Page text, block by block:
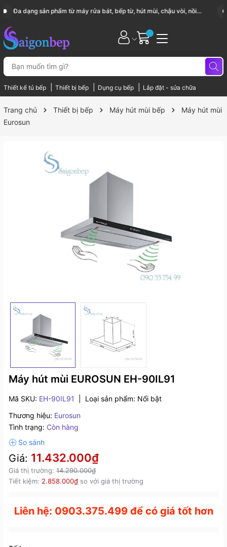
Sài Gòn Bếp chuyên thiết bị bếp, gia dụng bếp cao cấp
Thiết kế tủ bếp Thiết bị bếp Dụng cụ bếp Lắp đặt - sửa chữa
Trang chủ Thiết bị bếp Máy hút mùi bếp
Máy hút mùi
Eurosun
Máy hút mùi EUROSUN EH-90IL91
Mã SKU: EH-90IL91 Loại sản phẩm: Nổi bật
Thương hiệu: Eurosun
Tình trạng: Còn hàng
Giá: 11.432.000₫
Giá thị trường: 14.290.000₫
Tiết kiệm: 2.858.000₫ so với giá thị trường
Liên hệ: 0903.375.499 để có giá tốt hơn